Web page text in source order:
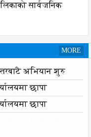
सार्वजनिक
MORE
बजेट पुस्तिका,
अभियान शुरु
छापा
छापा